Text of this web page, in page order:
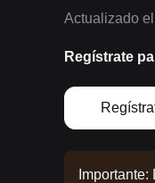
Actualizado
Regístrate